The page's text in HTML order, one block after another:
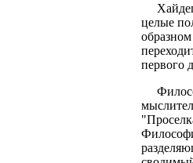
целые
первого